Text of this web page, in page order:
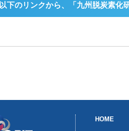
以下のリンクから、「九州脱炭素化
HOME